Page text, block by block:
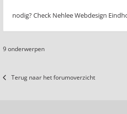
nodig? Check Nehlee Webdesign
9 onderwerpen
Terug naar het forumoverzicht